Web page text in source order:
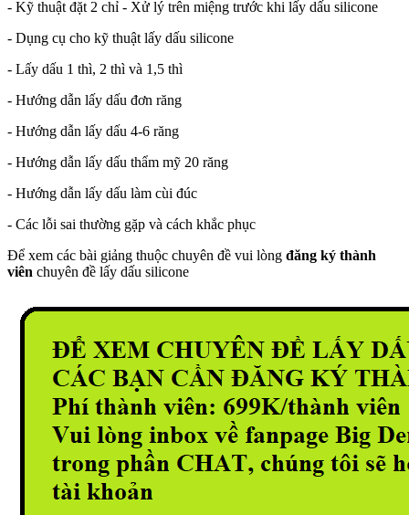
- Kỹ thuật đặt 2 chỉ - Xử lý trên miệng trước khi lấy dấu silicone
- Dụng cụ cho kỹ thuật lấy dấu silicone
- Lấy dấu 1 thì, 2 thì và 1,5 thì
- Hướng dẫn lấy dấu đơn răng
- Hướng dẫn lấy dấu 4-6 răng
- Hướng dẫn lấy dấu thẩm mỹ 20 răng
- Hướng dẫn lấy dấu làm cùi đúc
- Các lỗi sai thường gặp và cách khắc phục
Để xem các bài giảng thuộc chuyên đề vui lòng đăng ký thành
viên chuyên đề lấy dấu silicone